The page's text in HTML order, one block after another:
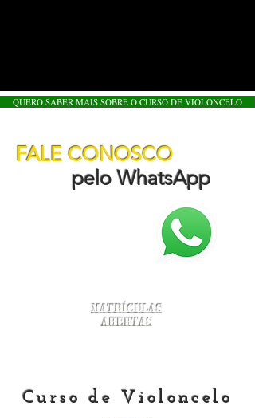
QUERO SABER MAIS SOBRE O CURSO DE VIOLONCELO
FALE CONOSCO
pelo WhatsApp
Matrículas
Abertas
Curso de Violoncelo